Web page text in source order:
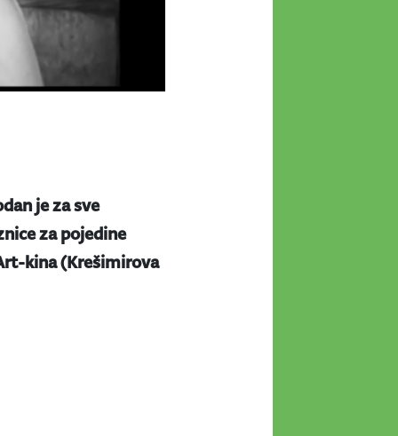
je za sve
za pojedine
kina (Krešimirova